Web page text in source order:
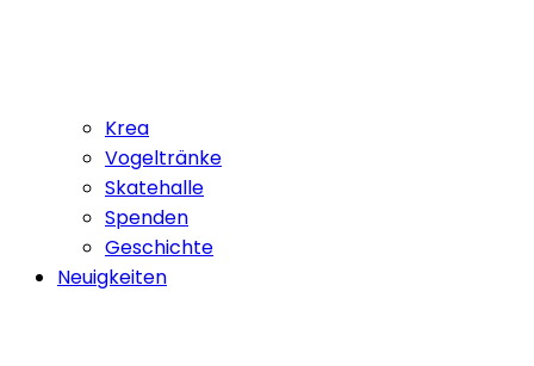
Krea
Vogeltränke
Skatehalle
Spenden
Geschichte
Neuigkeiten